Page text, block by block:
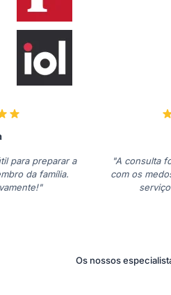
para preparar a
da família.
"A consulta
com os
Os nossos